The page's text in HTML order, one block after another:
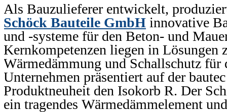
Als Bauzulieferer entwickelt,
Schöck Bauteile GmbH innovative
und -systeme für den Beton- und
Kernkompetenzen liegen in Lösungen
Wärmedämmung und Schallschutz für
Unternehmen präsentiert auf der
Produktneuheit den Isokorb R. Der
ein tragendes Wärmedämmelement